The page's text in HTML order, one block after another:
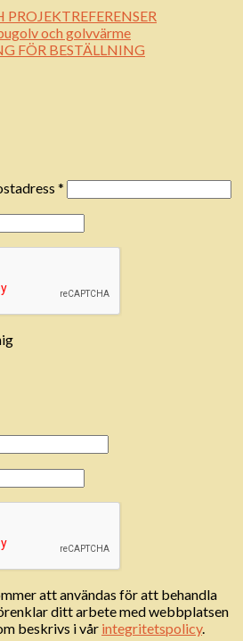
och golvvärme
FÖR BESTÄLLNING
*
att användas för att behandla
ditt arbete med webbplatsen
beskrivs i vår integritetspolicy.